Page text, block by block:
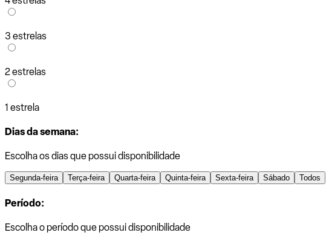
3 estrelas
2 estrelas
1 estrela
Dias da semana:
Escolha os dias que possui disponibilidade
Segunda-feira Terça-feira Quarta-feira Quinta-feira Sexta-feira Sábado Todos
Período:
Escolha o período que possui disponibilidade